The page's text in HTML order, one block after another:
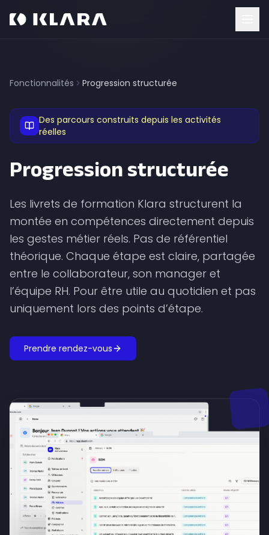
Fonctionnalités Progression structurée
Des parcours construits depuis les activités
réelles
Progression structurée
Les livrets de formation Klara structurent la
montée en compétences directement depuis
les gestes métier réels. Pas de référentiel
théorique. Chaque étape est claire, partagée
entre le collaborateur, son manager et
l’équipe RH. Pour être utile au quotidien et pas
uniquement lors des points d’étape.
Prendre rendez-vous